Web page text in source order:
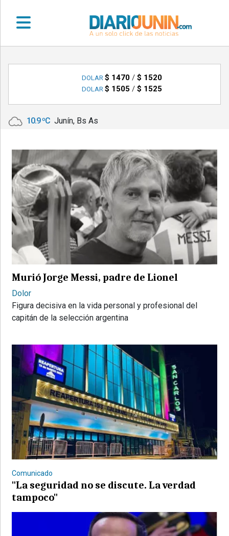
•
LOCALES
•
NOTICIAS
VARIAS
POLICIALES
PROVINCIALES
REGIONALES
ESPECTÁCULOS
INTERNACIONALES
• SERVICIOS
• RADIOS EN VIVO
DOLAR $ 1470/ $ 1520
DOLAR $ 1505 / $ 1525
10.9 ºC Junín, Bs As
Murió Jorge Messi, padre de Lionel
Dolor
Figura decisiva en la vida personal y profesional del
capitán de la selección argentina
Comunicado
"La seguridad no se discute. La verdad
tampoco"